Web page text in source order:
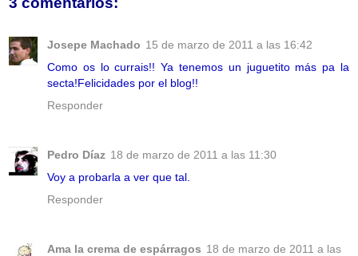
Josepe Machado 15 de marzo de 2011 a las 16:42
Como os lo currais!! Ya tenemos un juguetito más pa la
secta!Felicidades por el blog!!
Responder
Pedro Díaz 18 de marzo de 2011 a las 11:30
Voy a probarla a ver que tal.
Responder
Ama la crema de espárragos 18 de marzo de 2011 a las